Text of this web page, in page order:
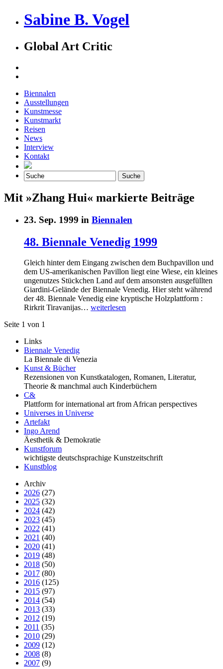
Sabine B. Vogel
Global Art Critic
Biennalen
Ausstellungen
Kunstmesse
Kunstmarkt
Reisen
News
Interview
Kontakt
Mit »Zhang Hui« markierte Beiträge
23. Sep. 1999 in Biennalen
48. Biennale Venedig 1999
Gleich hinter dem Eingang zwischen dem Buchpavillon und
dem US-amerikanischen Pavillon liegt eine Wiese, ein kleines
ungenutzes Stückchen Land auf dem ansonsten ausgefüllten
Giardini-Gelände der Biennale Venedig. Hier steht während
der 48. Biennale Venedig eine kryptische Holzplattform :
Rirkrit Tiravanijas… weiterlesen
Seite 1 von 1
Links
Biennale Venedig
La Biennale di Venezia
Kunst & Bücher
Rezensionen von Kunstkatalogen, Romanen, Literatur,
Theorie & manchmal auch Kinderbüchern
C&
Plattform for international art from African perspectives
Universes in Universe
Artefakt
Ingo Arend
Äesthetik & Demokratie
Kunstforum
wichtigste deutschsprachige Kunstzeitschrift
Kunstblog
Archiv
2026 (27)
2025 (32)
2024 (42)
2023 (45)
2022 (41)
2021 (40)
2020 (41)
2019 (48)
2018 (50)
2017 (80)
2016 (125)
2015 (97)
2014 (54)
2013 (33)
2012 (19)
2011 (35)
2010 (29)
2009 (12)
2008 (8)
2007 (9)